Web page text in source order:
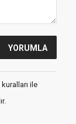
ile